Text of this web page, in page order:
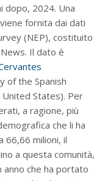
dopo, 2024. Una
fornita dai dati
(NEP), costituito
Il dato è
of the Spanish
United States). Per
a ragione, più
che li ha
66,66 milioni, il
a questa comunità,
anno che ha portato